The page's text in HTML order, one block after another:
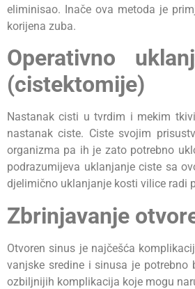
eliminisao. Inače ova metoda je
korijena zuba.
Operativno
(cistektomije)
Nastanak cisti u tvrdim i mekim
nastanak ciste. Ciste svojim
organizma pa ih je zato potrebno
podrazumijeva uklanjanje ciste sa
djelimično uklanjanje kosti vilice radi
Zbrinjavanje
Otvoren sinus je najčešća
vanjske sredine i sinusa je
ozbiljnijih komplikacija koje mogu